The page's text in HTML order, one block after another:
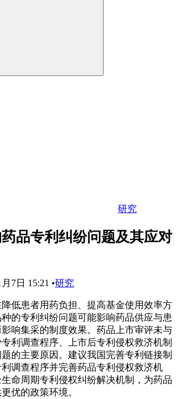
研究
品专利纠纷问题及其应对
7日 15:21 •研究
低患者用药负担、提高基金使用效率方
的专利纠纷问题可能影响药品供应与患
响集采的制度效果。药品上市审评未与
利调查程序、上市后专利侵权救济机制
的主要原因。建议我国完善专利链接制
调查程序并完善药品专利侵权救济机
命周期专利侵权纠纷解决机制，为药品
优的政策环境。